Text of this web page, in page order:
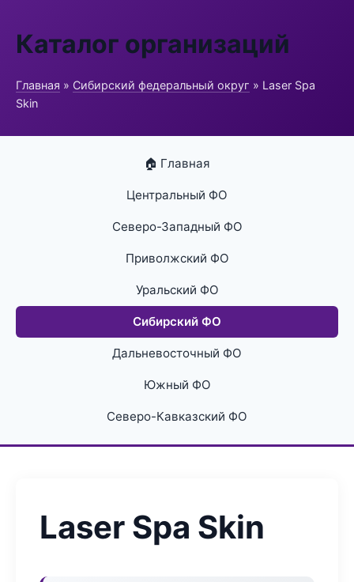
Каталог организаций
Главная » Сибирский федеральный округ » Laser Spa
Skin
🏠 Главная
Центральный ФО
Северо-Западный ФО
Приволжский ФО
Уральский ФО
Сибирский ФО
Дальневосточный ФО
Южный ФО
Северо-Кавказский ФО
Laser Spa Skin